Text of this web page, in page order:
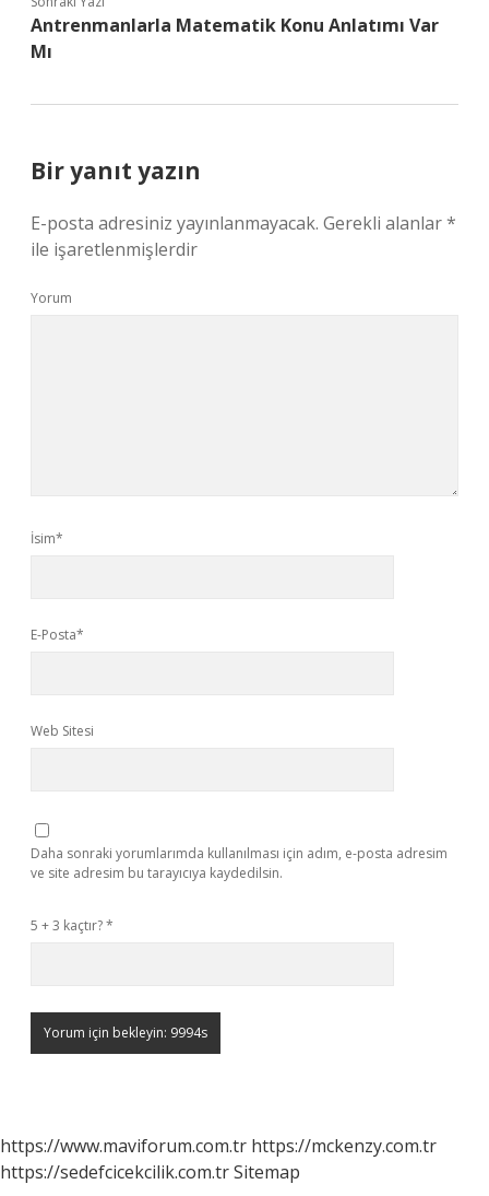
Antrenmanlarla Matematik Konu Anlatımı Var
Mı
Bir yanıt yazın
E-posta adresiniz yayınlanmayacak. Gerekli alanlar*
ile işaretlenmişlerdir
Yorum
İsim*
E-Posta*
Web Sitesi
Daha sonraki yorumlarımda kullanılması için adım, e-posta adresim
ve site adresim bu tarayıcıya kaydedilsin.
5 + 3 kaçtır?*
https://www.maviforum.com.tr https://mckenzy.com.tr
https://sedefcicekcilik.com.trSitemap